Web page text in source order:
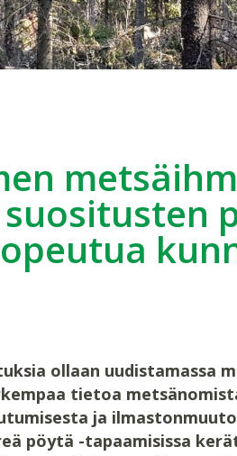
ollaan uudistamassa
tietoa
ja
pöytä -tapaamisissa